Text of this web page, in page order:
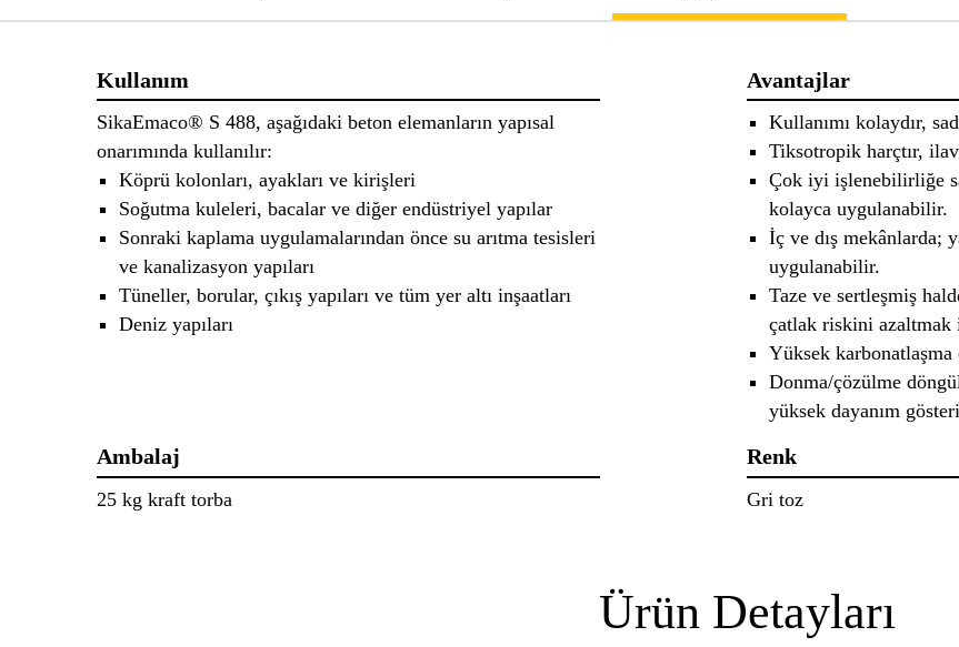
Kullanım
SikaEmaco® S 488, aşağıdaki beton elemanların yapısal
onarımında kullanılır:
Köprü kolonları, ayakları ve kirişleri
Soğutma kuleleri, bacalar ve diğer endüstriyel yapılar
Sonraki kaplama uygulamalarından önce su arıtma tesisleri
ve kanalizasyon yapıları
Tüneller, borular, çıkış yapıları ve tüm yer altı inşaatları
Deniz yapıları
Avantajlar
Kullanımı kolaydır,
Tiksotropik harçtır,
Çok iyi işlenebilirliğe
kolayca uygulanabilir.
İç ve dış mekânlarda;
uygulanabilir.
Taze ve sertleşmiş
çatlak riskini azaltmak
Yüksek
Donma/çözülme
yüksek dayanım
Ambalaj
25 kg kraft torba
Renk
Gri toz
Ürün Detayları